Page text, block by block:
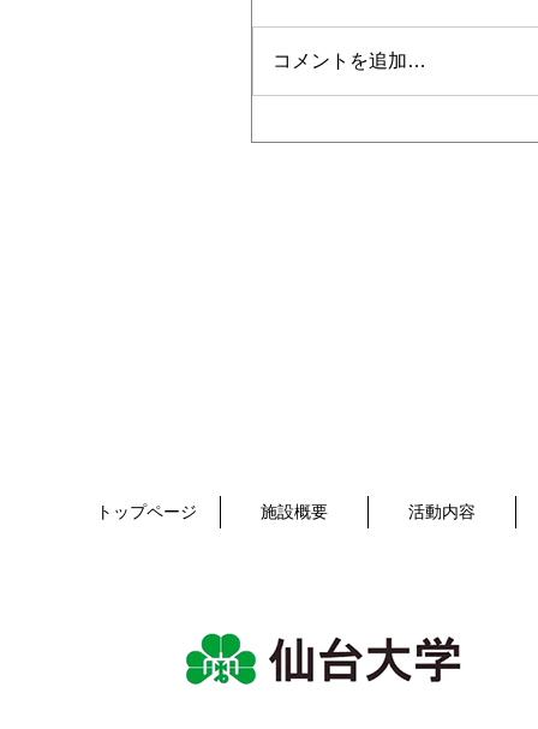
コメントを追加…
トップページ 施設概要 活動内容